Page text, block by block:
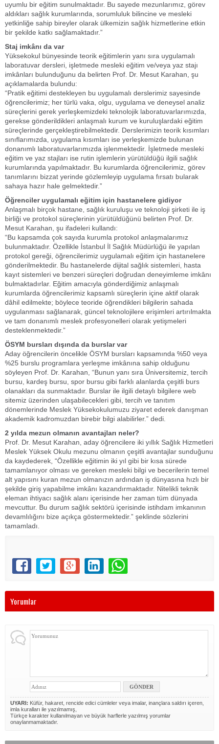
uyumlu bir eğitim sunulmaktadır. Bu sayede mezunlarımız, görev
aldıkları sağlık kurumlarında, sorumluluk bilincine ve mesleki
yetkinliğe sahip bireyler olarak ülkemizin sağlık hizmetlerine etkin
bir şekilde katkı sağlamaktadır.”
Staj imkânı da var
Yüksekokul bünyesinde teorik eğitimlerin yanı sıra uygulamalı
laboratuvar dersleri, işletmede mesleki eğitim ve/veya yaz stajı
imkânları bulunduğunu da belirten Prof. Dr. Mesut Karahan, şu
açıklamalarda bulundu:
“Pratik eğitimi destekleyen bu uygulamalı derslerimiz sayesinde
öğrencilerimiz; her türlü vaka, olgu, uygulama ve deneysel analiz
süreçlerini gerek yerleşkemizdeki teknolojik laboratuvarlarımızda,
gerekse gönderildikleri anlaşmalı kurum ve kuruluşlardaki eğitim
süreçlerinde gerçekleştirebilmektedir. Derslerimizin teorik kısımları
sınıflarımızda, uygulama kısımları ise yerleşkemizde bulunan
donanımlı laboratuvarlarımızda işlenmektedir. İşletmede mesleki
eğitim ve yaz stajları ise rutin işlemlerin yürütüldüğü ilgili sağlık
kurumlarında yapılmaktadır. Bu kurumlarda öğrencilerimiz, görev
tanımlarını bizzat yerinde gözlemleyip uygulama fırsatı bularak
sahaya hazır hale gelmektedir.”
Öğrenciler uygulamalı eğitim için hastanelere gidiyor
Anlaşmalı birçok hastane, sağlık kuruluşu ve teknoloji şirketi ile iş
birliği ve protokol süreçlerinin yürütüldüğünü belirten Prof. Dr.
Mesut Karahan, şu ifadeleri kullandı:
“Bu kapsamda çok sayıda kurumla protokol anlaşmalarımız
bulunmaktadır. Özellikle İstanbul İl Sağlık Müdürlüğü ile yapılan
protokol gereği, öğrencilerimiz uygulamalı eğitim için hastanelere
gönderilmektedir. Bu hastanelerde dijital sağlık sistemleri, hasta
kayıt sistemleri ve benzeri süreçleri doğrudan deneyimleme imkânı
bulmaktadırlar. Eğitim amacıyla gönderdiğimiz anlaşmalı
kurumlarda öğrencilerimiz kapsamlı süreçlerin içine aktif olarak
dâhil edilmekte; böylece teoride öğrendikleri bilgilerin sahada
uygulanması sağlanarak, güncel teknolojilere erişimleri artırılmakta
ve tam donanımlı meslek profesyonelleri olarak yetişmeleri
desteklenmektedir.”
ÖSYM bursları dışında da burslar var
Aday öğrencilerin öncelikle ÖSYM bursları kapsamında %50 veya
%25 burslu programlara yerleşme imkânına sahip olduğunu
söyleyen Prof. Dr. Karahan, “Bunun yanı sıra Üniversitemiz, tercih
bursu, kardeş bursu, spor bursu gibi farklı alanlarda çeşitli burs
olanakları da sunmaktadır. Burslar ile ilgili detaylı bilgilere web
sitemiz üzerinden ulaşabilecekleri gibi, tercih ve tanıtım
dönemlerinde Meslek Yüksekokulumuzu ziyaret ederek danışman
akademik kadromuzdan birebir bilgi alabilirler.” dedi.
2 yılda mezun olmanın avantajları neler?
Prof. Dr. Mesut Karahan, aday öğrencilere iki yıllık Sağlık Hizmetleri
Meslek Yüksek Okulu mezunu olmanın çeşitli avantajlar sunduğunu
da kaydederek, “Özellikle eğitimin iki yıl gibi bir kısa sürede
tamamlanıyor olması ve gereken mesleki bilgi ve becerilerin temel
alt yapısını kuran mezun olmanızın ardından iş dünyasına hızlı bir
şekilde giriş yapabilme imkânı kazandırmaktadır. Nitelikli teknik
eleman ihtiyacı sağlık alanı içerisinde her zaman tüm dünyada
mevcuttur. Bu durum sağlık sektörü içerisinde istihdam imkanının
devamlılığını bize açıkça göstermektedir.” şeklinde sözlerini
tamamladı.
Yorumlar
UYARI: Küfür, hakaret, rencide edici cümleler veya imalar, inançlara saldırı içeren,
imla kuralları ile yazılmamış,
Türkçe karakter kullanılmayan ve büyük harflerle yazılmış yorumlar
onaylanmamaktadır.